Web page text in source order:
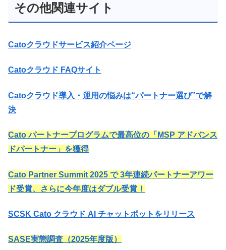
その他関連サイト
Catoクラウドサービス紹介ページ
Catoクラウド FAQサイト
Catoクラウド導入・運用の悩みは“パートナー選び”で解
決
Cato パートナープログラムで最高位の「MSP アドバンス
ドパートナー」を獲得
Cato Partner Summit 2025 で 3年連続パートナーアワー
ド受賞、さらに今年度はダブル受賞！
SCSK Cato クラウド AI チャットボットをリリース
SASE実態調査（2025年度版）